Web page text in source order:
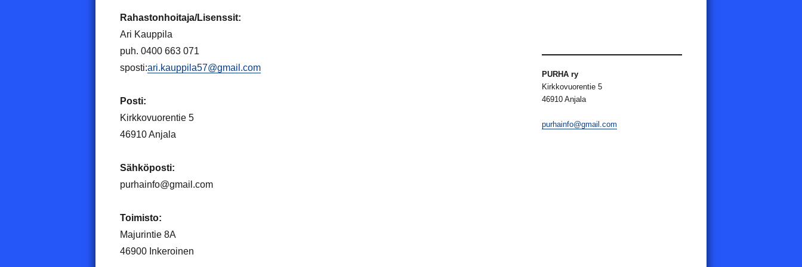
Rahastonhoitaja/Lisenssit:
Ari Kauppila
puh. 0400 663 071
sposti:ari.kauppila57@gmail.com
Posti:
Kirkkovuorentie 5
46910 Anjala
Sähköposti:
purhainfo@gmail.com
Toimisto:
Majurintie 8A
46900 Inkeroinen
PURHA ry
Kirkkovuorentie 5
46910 Anjala
purhainfo@gmail.com